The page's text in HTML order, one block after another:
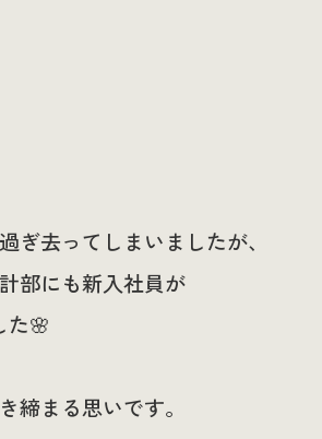
ぎ去ってしまいましたが、
部にも新入社員が
た🌸
締まる思いです。